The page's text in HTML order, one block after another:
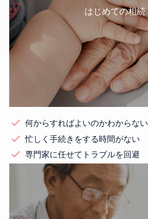
はじめての相続
何からすればよいのかわからない
忙しく手続きをする時間がない
専門家に任せてトラブルを回避